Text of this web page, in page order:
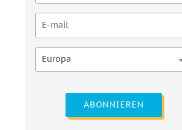
Europa
ABONNIEREN